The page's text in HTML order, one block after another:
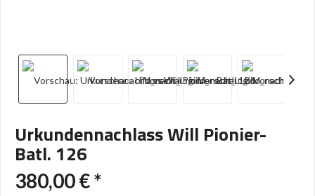
Urkundennachlass Will Pionier-
Batl. 126
380,00 € *